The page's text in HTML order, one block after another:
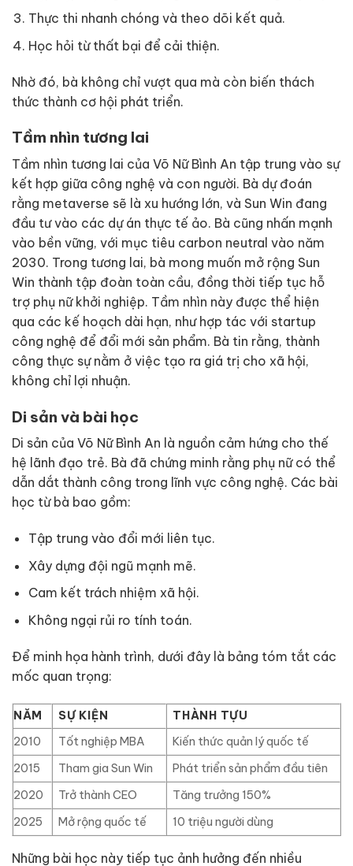
Thực thi nhanh chóng và theo dõi kết quả.
Học hỏi từ thất bại để cải thiện.
Nhờ đó, bà không chỉ vượt qua mà còn biến thách
thức thành cơ hội phát triển.
Tầm nhìn tương lai
Tầm nhìn tương lai của Võ Nữ Bình An tập trung vào sự
kết hợp giữa công nghệ và con người. Bà dự đoán
rằng metaverse sẽ là xu hướng lớn, và Sun Win đang
đầu tư vào các dự án thực tế ảo. Bà cũng nhấn mạnh
vào bền vững, với mục tiêu carbon neutral vào năm
2030. Trong tương lai, bà mong muốn mở rộng Sun
Win thành tập đoàn toàn cầu, đồng thời tiếp tục hỗ
trợ phụ nữ khởi nghiệp. Tầm nhìn này được thể hiện
qua các kế hoạch dài hạn, như hợp tác với startup
công nghệ để đổi mới sản phẩm. Bà tin rằng, thành
công thực sự nằm ở việc tạo ra giá trị cho xã hội,
không chỉ lợi nhuận.
Di sản và bài học
Di sản của Võ Nữ Bình An là nguồn cảm hứng cho thế
hệ lãnh đạo trẻ. Bà đã chứng minh rằng phụ nữ có thể
dẫn dắt thành công trong lĩnh vực công nghệ. Các bài
học từ bà bao gồm:
Tập trung vào đổi mới liên tục.
Xây dựng đội ngũ mạnh mẽ.
Cam kết trách nhiệm xã hội.
Không ngại rủi ro tính toán.
Để minh họa hành trình, dưới đây là bảng tóm tắt các
mốc quan trọng:
NĂM SỰ KIỆN
THÀNH TỰU
2010
Tốt nghiệp MBA
Kiến thức quản lý quốc tế
2015
Tham gia Sun Win
Phát triển sản phẩm đầu tiên
2020
Trở thành CEO
Tăng trưởng 150%
2025
Mở rộng quốc tế 10 triệu người dùng
Những bài học này tiếp tục ảnh hưởng đến nhiều